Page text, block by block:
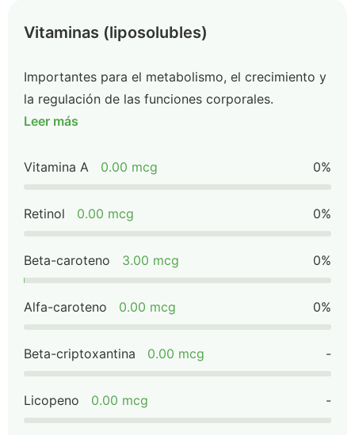
Vitaminas (liposolubles)
Importantes para el metabolismo, el crecimiento y
la regulación de las funciones corporales.
Leer más
Vitamina A 0.00 mcg 0%
Retinol 0.00 mcg 0%
Beta-caroteno 3.00 mcg 0%
Alfa-caroteno 0.00 mcg 0%
Beta-criptoxantina 0.00 mcg -
Licopeno 0.00 mcg -